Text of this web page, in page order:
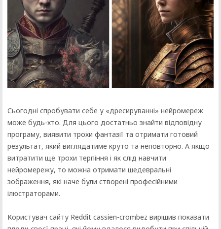
Сьогодні спробувати себе у «дресируванні» нейромереж
може будь-хто. Для цього достатньо знайти відповідну
програму, виявити трохи фантазії та отримати готовий
результат, який виглядатиме круто та неповторно. А якщо
витратити ще трохи терпіння і як слід навчити
нейромережу, то можна отримати шедевральні
зображення, які наче були створені професійними
ілюстраторами.
Користувач сайту Reddit cassien-crombez вирішив показати